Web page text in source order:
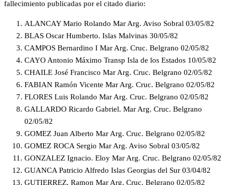
fallecimiento publicadas por el citado diario:
ALANCAY Mario Rolando Mar Arg. Aviso Sobral 03/05/82
BLAS Oscar Humberto. Islas Malvinas 30/05/82
CAMPOS Bernardino I Mar Arg. Cruc. Belgrano 02/05/82
CAYO Antonio Máximo Transp Isla de los Estados 10/05/82
CHAILE José Francisco Mar Arg. Cruc. Belgrano 02/05/82
FABIAN Ramón Vicente Mar Arg. Cruc. Belgrano 02/05/82
FLORES Luis Rolando Mar Arg. Cruc. Belgrano 02/05/82
GALLARDO Ricardo Gabriel. Mar Arg. Cruc. Belgrano
02/05/82
GOMEZ Juan Alberto Mar Arg. Cruc. Belgrano 02/05/82
GOMEZ ROCA Sergio Mar Arg. Aviso Sobral 03/05/82
GONZALEZ Ignacio. Eloy Mar Arg. Cruc. Belgrano 02/05/82
GUANCA Patricio Alfredo Islas Georgias del Sur 03/04/82
GUTIERREZ, Ramon Mar Arg. Cruc. Belgrano 02/05/82